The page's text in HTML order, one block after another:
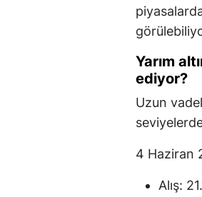
Yarım
ediyor?
Uzun
4 Haziran
Alış: